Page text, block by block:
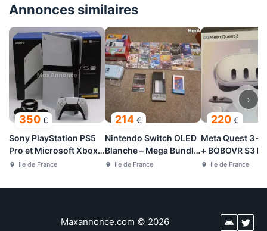
Annonces similaires
350 €
Sony PlayStation PS5
Pro et Microsoft Xbox
Series X 2 To
Ile de France
214 €
Nintendo Switch OLED
Blanche – Mega Bundle
avec 14 jeux
Ile de France
220 €
Meta Quest 3 –
+ BOBOVR S3
Ile de France
›
Maxannonce.com © 2026